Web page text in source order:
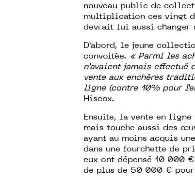
nouveau public de
multiplication ces vingt
devrait lui aussi changer
D’abord, le jeune
convoitée. « Parmi les
n’avaient jamais effectué
vente aux enchères
ligne (contre 10% pour
Hiscox.
Ensuite, la vente en
mais touche aussi des
ayant au moins acquis
dans une fourchette de
eux ont dépensé 10 000
de plus de 50 000 € pour